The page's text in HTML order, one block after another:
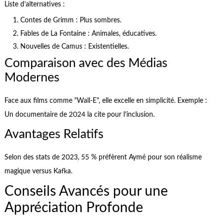
Liste d’alternatives :
Contes de Grimm : Plus sombres.
Fables de La Fontaine : Animales, éducatives.
Nouvelles de Camus : Existentielles.
Comparaison avec des Médias
Modernes
Face aux films comme "Wall-E", elle excelle en simplicité. Exemple :
Un documentaire de 2024 la cite pour l’inclusion.
Avantages Relatifs
Selon des stats de 2023, 55 % préfèrent Aymé pour son réalisme
magique versus Kafka.
Conseils Avancés pour une
Appréciation Profonde